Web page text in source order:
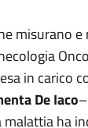
misurano
in carico
De Iaco
malattia ha